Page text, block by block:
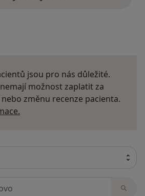
jsou pro nás důležité.
možnost zaplatit za
změnu recenze pacienta.